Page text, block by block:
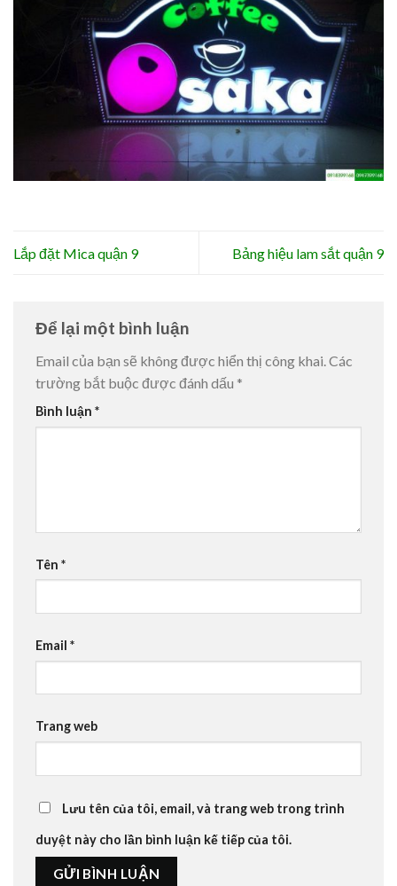
Lắp đặt Mica quận 9 Bảng hiệu lam sắt quận 9
Để lại một bình luận
Email của bạn sẽ không được hiển thị công khai.Các
trường bắt buộc được đánh dấu *
Bình luận *
Tên *
Email *
Trang web
Lưu tên của tôi, email, và trang web trong trình
duyệt này cho lần bình luận kế tiếp của tôi.